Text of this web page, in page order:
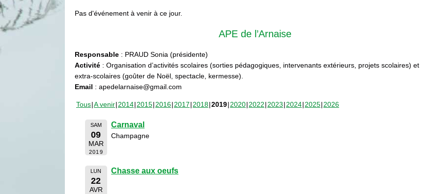
Pas d'événement à venir à ce jour.
APE de l’Arnaise
Responsable : PRAUD Sonia (présidente)
Activité : Organisation d’activités scolaires (sorties pédagogiques, intervenants extérieurs, projets scolaires) et
extra-scolaires (goûter de Noël, spectacle, kermesse).
Email : apedelarnaise@gmail.com
Tous A venir 2014 2015 2016 2017 2018 2019 2020 2022 2023 2024 2025 2026
SAM
09
MAR
2019
Carnaval
Champagne
LUN
22
AVR
Chasse aux oeufs